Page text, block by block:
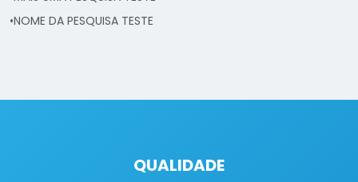
•NOME DA PESQUISA TESTE
QUALIDADE